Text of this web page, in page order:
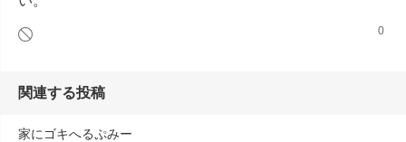
0
関連する投稿
家にゴキへるぷみー